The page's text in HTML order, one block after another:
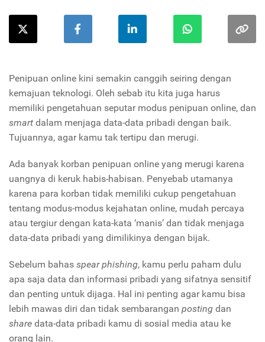
Penipuan online kini semakin canggih seiring dengan
kemajuan teknologi. Oleh sebab itu kita juga harus
memiliki pengetahuan seputar modus penipuan online, dan
smart dalam menjaga data-data pribadi dengan baik.
Tujuannya, agar kamu tak tertipu dan merugi.
Ada banyak korban penipuan online yang merugi karena
uangnya di keruk habis-habisan. Penyebab utamanya
karena para korban tidak memiliki cukup pengetahuan
tentang modus-modus kejahatan online, mudah percaya
atau tergiur dengan kata-kata ‘manis’ dan tidak menjaga
data-data pribadi yang dimilikinya dengan bijak.
Sebelum bahas spear phishing, kamu perlu paham dulu
apa saja data dan informasi pribadi yang sifatnya sensitif
dan penting untuk dijaga. Hal ini penting agar kamu bisa
lebih mawas diri dan tidak sembarangan posting dan
share data-data pribadi kamu di sosial media atau ke
orang lain.